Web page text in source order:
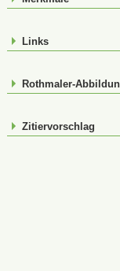
Links
Rothmaler-
Zitiervorschlag